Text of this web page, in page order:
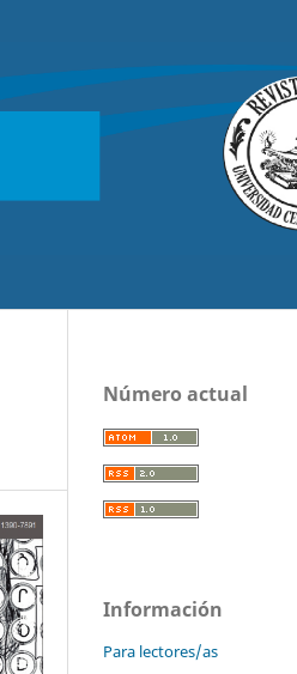
Número actual
Información
Para lectores/as